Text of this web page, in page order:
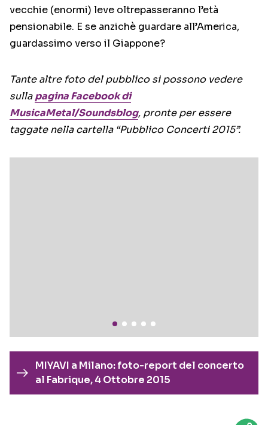
vecchie (enormi) leve oltrepasseranno l’età
pensionabile. E se anzichè guardare all’America,
guardassimo verso il Giappone?
Tante altre foto del pubblico si possono vedere
sullapagina Facebook di
MusicaMetal/Soundsblog, pronte per essere
taggate nella cartella “Pubblico Concerti 2015”.
MIYAVI a Milano: foto-report del concerto
al Fabrique, 4 Ottobre 2015